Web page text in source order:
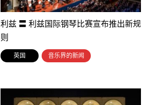
利兹 〓 利兹国际钢琴比赛宣布推出新规
则
英国 音乐界的新闻